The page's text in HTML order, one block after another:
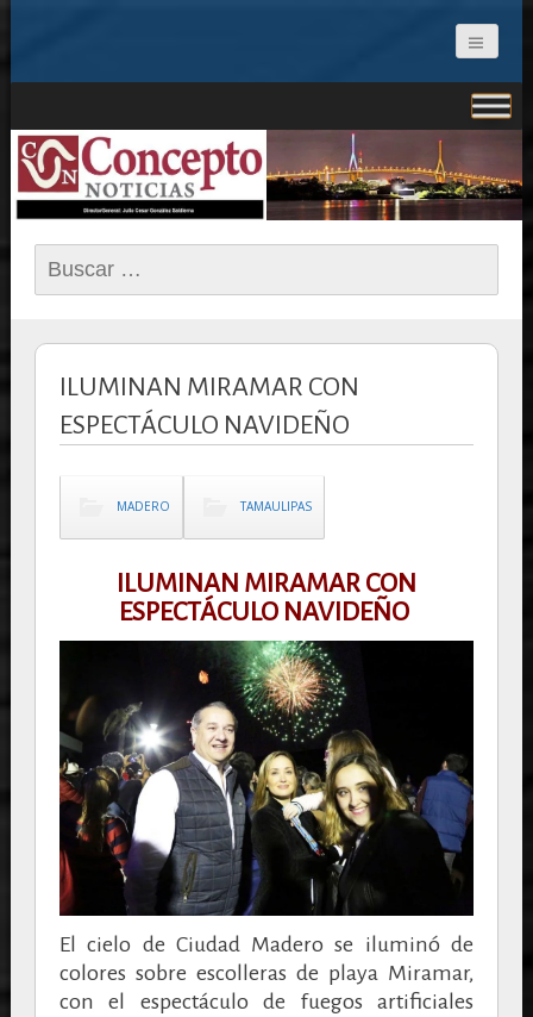
CONCEPTO NOTICIAS
Buscar:
ILUMINAN MIRAMAR CON
ESPECTÁCULO NAVIDEÑO
MADERO TAMAULIPAS
ILUMINAN MIRAMAR CON
ESPECTÁCULO NAVIDEÑO
El cielo de Ciudad Madero se iluminó de
colores sobre escolleras de playa Miramar,
con el espectáculo de fuegos artificiales